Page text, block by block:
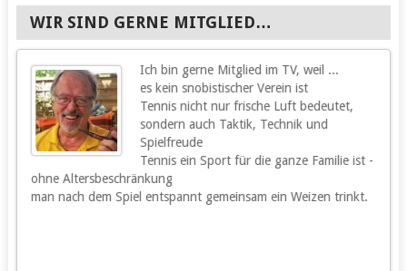
WIR SIND GERNE MITGLIED…
Ich bin gerne Mitglied im TV, weil ...
es kein snobistischer Verein ist
Tennis nicht nur frische Luft bedeutet,
sondern auch Taktik, Technik und
Spielfreude
Tennis ein Sport für die ganze Familie ist -
ohne Altersbeschränkung
man nach dem Spiel entspannt gemeinsam ein Weizen trinkt.